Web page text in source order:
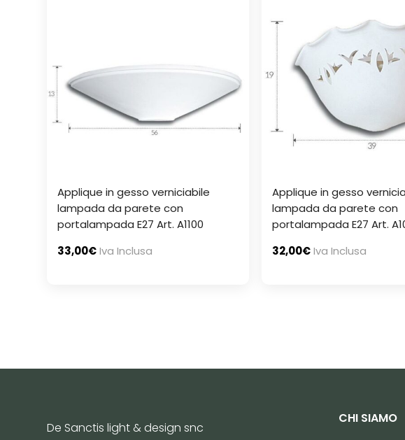
Applique in gesso verniciabile
lampada da parete con
portalampada E27 Art. A1100
33,00€Iva Inclusa
Applique in gesso
lampada da parete con
portalampada E27 Art.
32,00€Iva Inclusa
De Sanctis light & design snc
CHI SIAMO